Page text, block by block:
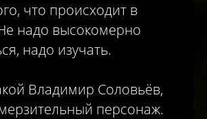
что происходит в
надо высокомерно
надо изучать.
Владимир Соловьёв,
персонаж.